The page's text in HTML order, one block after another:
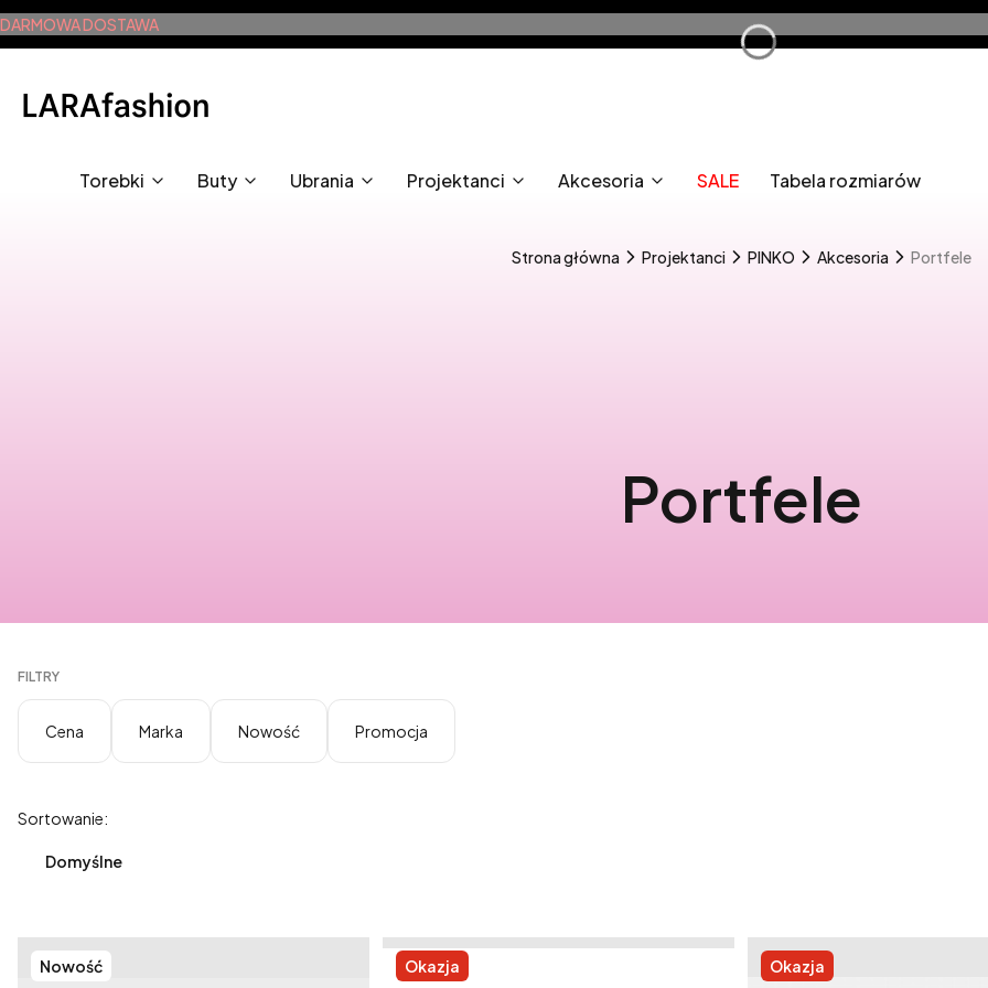
DARMOWA DOSTAWA
Torebki Buty Ubrania Projektanci Akcesoria SALE Tabela rozmiarów
Strona główna Projektanci PINKO Akcesoria Portfele
Portfele
FILTRY
Cena Marka Nowość Promocja
Lista produktów
Sortowanie:
Domyślne
Nowość Okazja Okazja